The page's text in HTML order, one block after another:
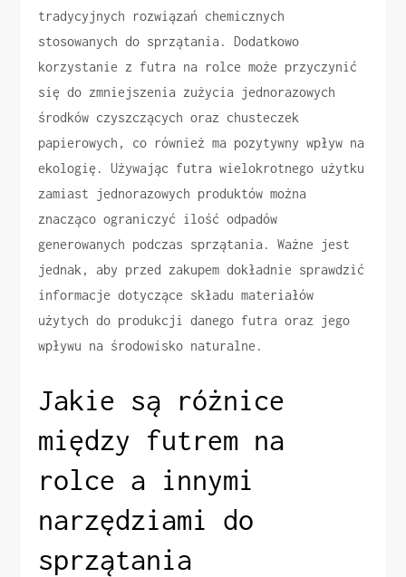
tradycyjnych rozwiązań chemicznych
stosowanych do sprzątania. Dodatkowo
korzystanie z futra na rolce może przyczynić
się do zmniejszenia zużycia jednorazowych
środków czyszczących oraz chusteczek
papierowych, co również ma pozytywny wpływ na
ekologię. Używając futra wielokrotnego użytku
zamiast jednorazowych produktów można
znacząco ograniczyć ilość odpadów
generowanych podczas sprzątania. Ważne jest
jednak, aby przed zakupem dokładnie sprawdzić
informacje dotyczące składu materiałów
użytych do produkcji danego futra oraz jego
wpływu na środowisko naturalne.
Jakie są różnice
między futrem na
rolce a innymi
narzędziami do
sprzątania